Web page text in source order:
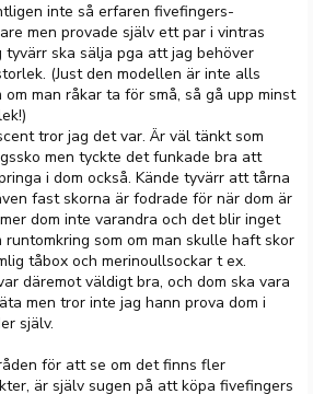
inte så erfaren fivefingers-
men provade själv ett par i vintras
tyvärr ska sälja pga att jag behöver
(Just den modellen är inte alls
om man råkar ta för små, så gå upp minst
tror jag det var. Är väl tänkt som
men tyckte det funkade bra att
i dom också. Kände tyvärr att tårna
fast skorna är fodrade för när dom är
dom inte varandra och det blir inget
runtomkring som om man skulle haft skor
tåbox och merinoullsockar t ex.
däremot väldigt bra, och dom ska vara
men tror inte jag hann prova dom i
själv.
för att se om det finns fler
är själv sugen på att köpa fivefingers